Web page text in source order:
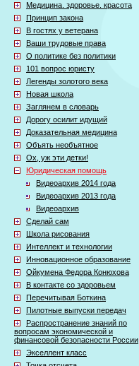
Медицина. здоровье. красота
Принцип закона
В гостях у ветерана
Ваши трудовые права
О политике без политики
101 вопрос юристу
Легенды золотого века
Новая школа
Заглянем в словарь
Дорогу осилит идущий
Доказательная медицина
Объять необъятное
Ох, уж эти детки!
Юридическая помощь
Видеоархив 2014 года
Видеоархив 2013 года
Видеоархив
Сделай сам
Школа рисования
Интеллект и технологии
Инновационное образование
Ойкумена Федора Конюхова
В контакте со здоровьем
Перечитывая Боткина
Пилотные выпуски передач
Распространение знаний по
вопросам экономической и
финансовой безопасности России
Экселлент класс